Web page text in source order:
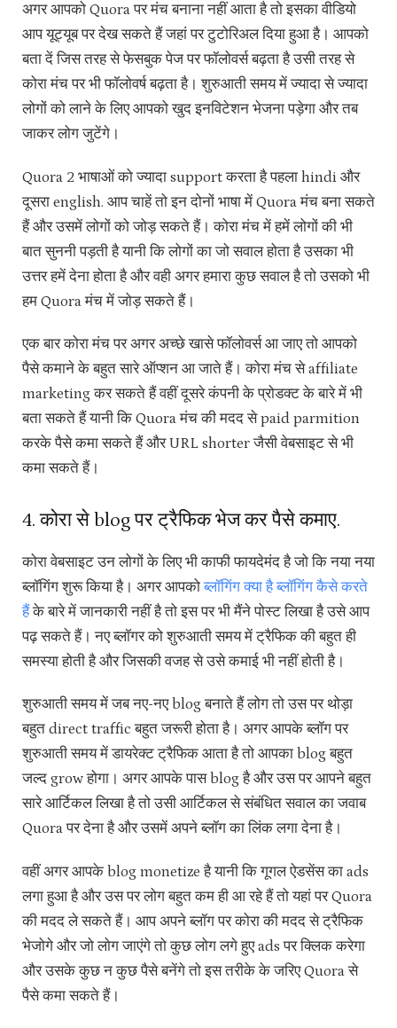
अगर आपको Quora पर मंच बनाना नहीं आता है तो इसका वीडियो
आप यूट्यूब पर देख सकते हैं जहां पर टुटोरिअल दिया हुआ है। आपको
बता दें जिस तरह से फेसबुक पेज पर फॉलोवर्स बढ़ता है उसी तरह से
कोरा मंच पर भी फॉलोवर्ष बढ़ता है। शुरुआती समय में ज्यादा से ज्यादा
लोगों को लाने के लिए आपको खुद इनविटेशन भेजना पड़ेगा और तब
जाकर लोग जुटेंगे।
Quora 2 भाषाओं को ज्यादा support करता है पहला hindi और
दूसरा english. आप चाहें तो इन दोनों भाषा में Quora मंच बना सकते
हैं और उसमें लोगों को जोड़ सकते हैं। कोरा मंच में हमें लोगों की भी
बात सुननी पड़ती है यानी कि लोगों का जो सवाल होता है उसका भी
उत्तर हमें देना होता है और वही अगर हमारा कुछ सवाल है तो उसको भी
हम Quora मंच में जोड़ सकते हैं।
एक बार कोरा मंच पर अगर अच्छे खासे फॉलोवर्स आ जाए तो आपको
पैसे कमाने के बहुत सारे ऑप्शन आ जाते हैं। कोरा मंच से affiliate
marketing कर सकते हैं वहीं दूसरे कंपनी के प्रोडक्ट के बारे में भी
बता सकते हैं यानी कि Quora मंच की मदद से paid parmition
करके पैसे कमा सकते हैं और URL shorter जैसी वेबसाइट से भी
कमा सकते हैं।
4. कोरा से blog पर ट्रैफिक भेज कर पैसे कमाए.
कोरा वेबसाइट उन लोगों के लिए भी काफी फायदेमंद है जो कि नया नया
ब्लॉगिंग शुरू किया है। अगर आपकोब्लॉगिंग क्या है ब्लॉगिंग कैसे करते
हैंके बारे में जानकारी नहीं है तो इस पर भी मैंने पोस्ट लिखा है उसे आप
पढ़ सकते हैं। नए ब्लॉगर को शुरुआती समय में ट्रैफिक की बहुत ही
समस्या होती है और जिसकी वजह से उसे कमाई भी नहीं होती है।
शुरुआती समय में जब नए-नए blog बनाते हैं लोग तो उस पर थोड़ा
बहुत direct traffic बहुत जरूरी होता है। अगर आपके ब्लॉग पर
शुरुआती समय में डायरेक्ट ट्रैफिक आता है तो आपका blog बहुत
जल्द grow होगा। अगर आपके पास blog है और उस पर आपने बहुत
सारे आर्टिकल लिखा है तो उसी आर्टिकल से संबंधित सवाल का जवाब
Quora पर देना है और उसमें अपने ब्लॉग का लिंक लगा देना है।
वहीं अगर आपके blog monetize है यानी कि गूगल ऐडसेंस का ads
लगा हुआ है और उस पर लोग बहुत कम ही आ रहे हैं तो यहां पर Quora
की मदद ले सकते हैं। आप अपने ब्लॉग पर कोरा की मदद से ट्रैफिक
भेजोगे और जो लोग जाएंगे तो कुछ लोग लगे हुए ads पर क्लिक करेगा
और उसके कुछ न कुछ पैसे बनेंगे तो इस तरीके के जरिए Quora से
पैसे कमा सकते हैं।